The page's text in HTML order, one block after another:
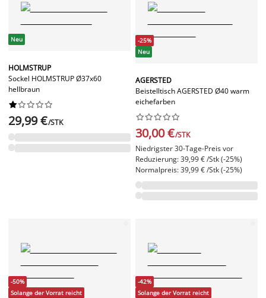
Neu
HOLMSTRUP
Sockel HOLMSTRUP Ø37x60
hellbraun






29,99 €/STK
-25%
Neu
AGERSTED
Beistelltisch AGERSTED Ø40 warm
eichefarben






30,00 €/STK
Niedrigster 30-Tage-Preis vor
Reduzierung: 39,99 € /Stk (-25%)
Normalpreis: 39,99 € /Stk (-25%)
-50%
Solange der Vorrat reicht
-42%
Solange der Vorrat reicht